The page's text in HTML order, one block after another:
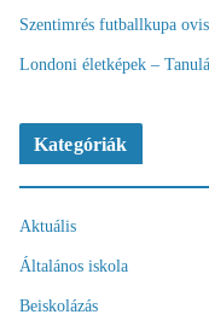
Szentimrés futballkupa
Londoni életképek –
Kategóriák
Aktuális
Általános iskola
Beiskolázás